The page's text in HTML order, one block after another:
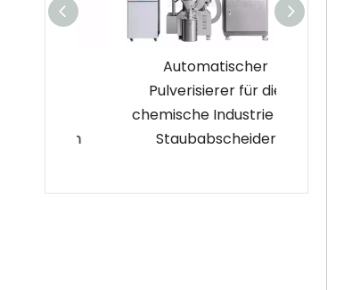
Automatischer
Pulverisierer für die
chemische Industrie mit
Staubabscheider